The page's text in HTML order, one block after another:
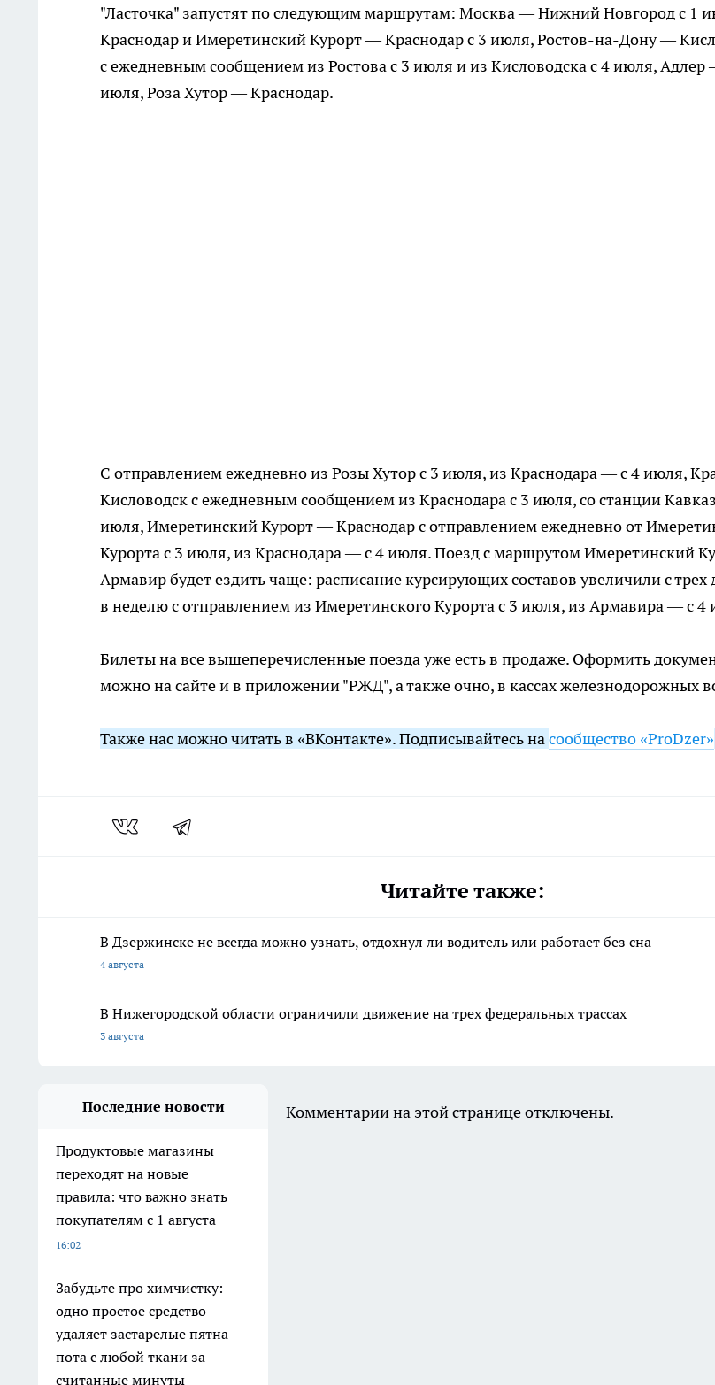
"Ласточка" запустят по следующим маршрутам: Москва — Нижний Новгород с 1
Краснодар и Имеретинский Курорт — Краснодар с 3 июля,Ростов-на-Дону—
с ежедневным сообщением из Ростова с 3 июля и из Кисловодска с 4 июля,
июля, Роза Хутор — Краснодар.
С отправлением ежедневно из Розы Хутор с 3 июля, из Краснодара — с 4 июля,
Кисловодск с ежедневным сообщением из Краснодара с 3 июля, со станции
июля, Имеретинский Курорт — Краснодар с отправлением ежедневно от
Курорта с 3 июля, из Краснодара — с 4 июля. Поезд с маршрутом Имеретинский
Армавир будет ездить чаще: расписание курсирующих составов увеличили с трех
в неделю с отправлением из Имеретинского Курорта с 3 июля, из Армавира — с 4
Билеты на все вышеперечисленные поезда уже есть в продаже. Оформить
можно на сайте и в приложении "РЖД", а также очно, в кассах железнодорожных
Также нас можно читать в «ВКонтакте». Подписывайтесь насообщество «ProDzer»
Читайте также:
В Дзержинске не всегда можно узнать, отдохнул ли водитель или работает без сна
4 августа
В Нижегородской области ограничили движение на трех федеральных трассах
3 августа
Последние новости
Продуктовые магазины
переходят на новые
правила: что важно знать
покупателям с 1 августа
16:02
Забудьте про химчистку:
одно простое средство
удаляет застарелые пятна
пота с любой ткани за
считанные минуты
Комментарии на этой странице отключены.